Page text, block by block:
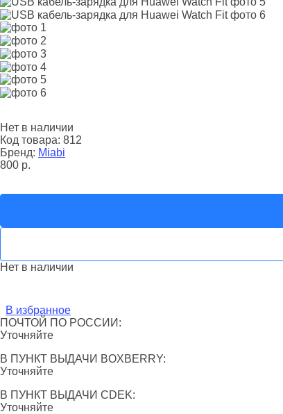
Нет в наличии
Код товара: 812
Бренд: Miabi
800 р.
Нет в наличии
В избранное
ПОЧТОЙ ПО РОССИИ:
Уточняйте
В ПУНКТ ВЫДАЧИ BOXBERRY:
Уточняйте
В ПУНКТ ВЫДАЧИ CDEK:
Уточняйте